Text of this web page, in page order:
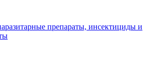
препараты, инсектициды и